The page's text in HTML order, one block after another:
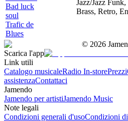
Bad luck
soul
Trafic de
Blues
Jazz/Jazz
Brass, Retro,
© 2026
Scarica l'app
Link utili
Catalogo musicaleRadio In-storePrezzi
assistenzaContattaci
Jamendo
Jamendo per artistiJamendo Music
Note legali
Condizioni generali d'usoCondizioni